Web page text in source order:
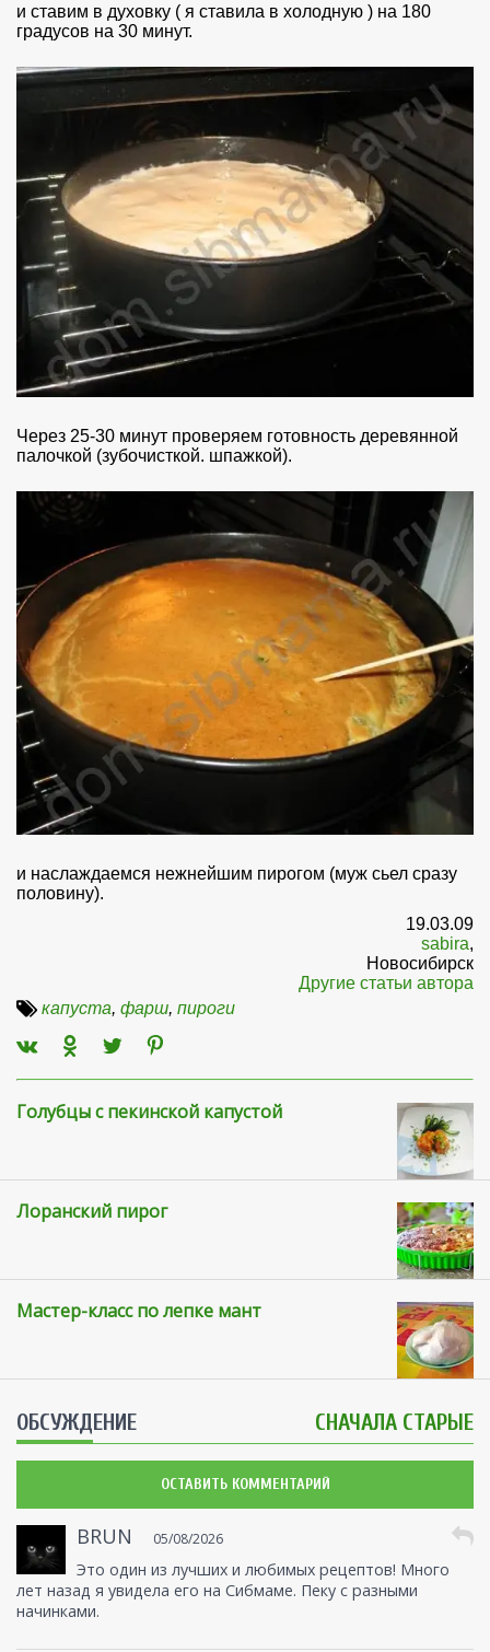
и ставим в духовку ( я ставила в холодную ) на 180
градусов на 30 минут.
Через 25-30 минут проверяем готовность деревянной
палочкой (зубочисткой. шпажкой).
и наслаждаемся нежнейшим пирогом (муж сьел сразу
половину).
19.03.09
sabira,
Новосибирск
Другие статьи автора
капуста, фарш, пироги
Голубцы с пекинской капустой
Лоранский пирог
Мастер-класс по лепке мант
ОБСУЖДЕНИЕ СНАЧАЛА СТАРЫЕ
ОСТАВИТЬ КОММЕНТАРИЙ
BRUN 05/08/2026
Это один из лучших и любимых рецептов! Много
лет назад я увидела его на Сибмаме. Пеку с разными
начинками.